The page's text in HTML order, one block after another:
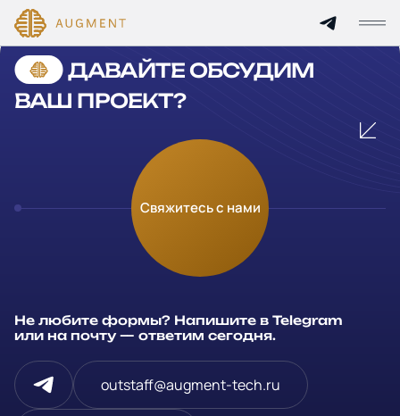
Главная
Технологии и цены
Услуги
Отрасли
Cannot find 'services' template with page 'detail'
ДАВАЙТЕ ОБСУДИМ
ВАШ ПРОЕКТ?
Свяжитесь с нами
Не любите формы? Напишите в Telegram
или на почту — ответим сегодня.
outstaff@augment-tech.ru
Оставьте заявку
Заполните и отправьте данные и мы свяжемся с вами в
течение рабочего дня
Компания